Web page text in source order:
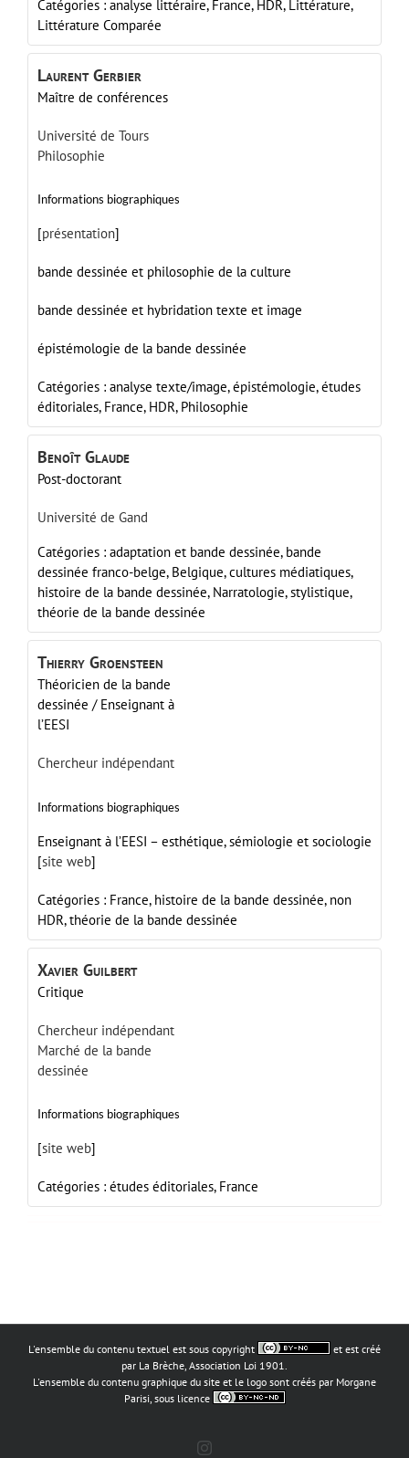
Catégories : analyse littéraire, France, HDR, Littérature,
Littérature Comparée
Laurent Gerbier
Maître de conférences
Université de Tours
Philosophie
Informations biographiques
[présentation]
bande dessinée et philosophie de la culture
bande dessinée et hybridation texte et image
épistémologie de la bande dessinée
Catégories : analyse texte/image,épistémologie,études
éditoriales, France, HDR, Philosophie
Benoît Glaude
Post-doctorant
Université de Gand
Catégories : adaptation et bande dessinée, bande
dessinée franco-belge, Belgique,cultures médiatiques,
histoire de la bande dessinée, Narratologie,stylistique,
théorie de la bande dessinée
Thierry Groensteen
Théoricien de la bande
dessinée / Enseignant à
l’EESI
Chercheur indépendant
Informations biographiques
Enseignant à l’EESI – esthétique, sémiologie et sociologie
[site web]
Catégories : France, histoire de la bande dessinée, non
HDR,théorie de la bande dessinée
Xavier Guilbert
Critique
Chercheur indépendant
Marché de la bande
dessinée
Informations biographiques
[site web]
Catégories : études éditoriales, France
L'ensemble du contenu textuel est sous copyright
et est créé
par La Brèche, Association Loi 1901.
L'ensemble du contenu graphique du site et le logo sont créés par Morgane
Parisi, sous licence
Instagram